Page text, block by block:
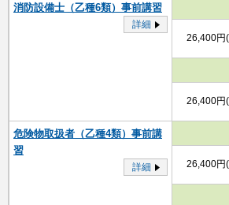
消防設備士（乙種6類）事前講習
詳細
26,400円
26,400円
危険物取扱者（乙種4類）事前講
習
詳細 26,400円